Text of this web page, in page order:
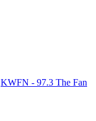
KWFN - 97.3 The Fan